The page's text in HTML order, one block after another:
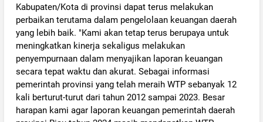
Kabupaten/Kota di provinsi dapat terus melakukan
perbaikan terutama dalam pengelolaan keuangan daerah
yang lebih baik. "Kami akan tetap terus berupaya untuk
meningkatkan kinerja sekaligus melakukan
penyempurnaan dalam menyajikan laporan keuangan
secara tepat waktu dan akurat. Sebagai informasi
pemerintah provinsi yang telah meraih WTP sebanyak 12
kali berturut-turut dari tahun 2012 sampai 2023. Besar
harapan kami agar laporan keuangan pemerintah daerah